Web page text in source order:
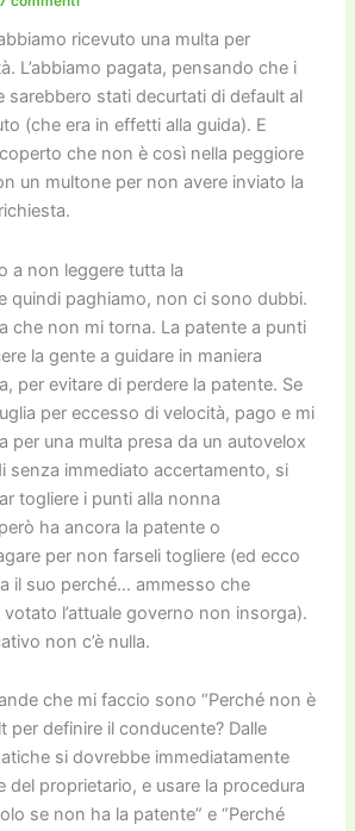
ricevuto una multa per
L’abbiamo pagata, pensando che i
sarebbero stati decurtati di default al
(che era in effetti alla guida). E
che non è così nella peggiore
un multone per non avere inviato la
a non leggere tutta la
quindi paghiamo, non ci sono dubbi.
che non mi torna. La patente a punti
la gente a guidare in maniera
per evitare di perdere la patente. Se
per eccesso di velocità, pago e mi
per una multa presa da un autovelox
senza immediato accertamento, si
togliere i punti alla nonna
ha ancora la patente o
per non farseli togliere (ed ecco
il suo perché… ammesso che
votato l’attuale governo non insorga).
non c’è nulla.
che mi faccio sono “Perché non è
per definire il conducente? Dalle
si dovrebbe immediatamente
del proprietario, e usare la procedura
se non ha la patente” e “Perché